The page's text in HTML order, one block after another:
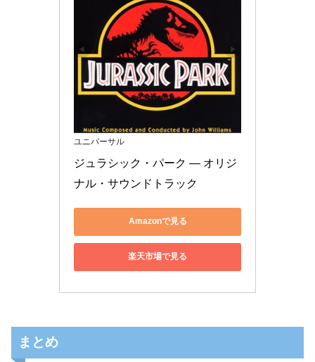
ユニバーサル
ジュラシック・パーク ― オリジ
ナル・サウンドトラック
Amazonで見る
楽天市場で見る
まとめ